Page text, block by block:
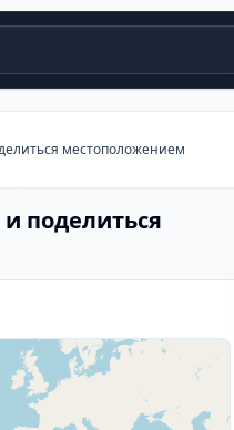
местоположением
поделиться